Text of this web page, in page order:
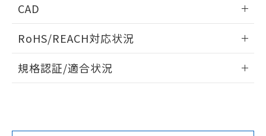
CAD
ドすることができます。
ログイン/会員登録
ダウンロードデータをご利用いただく前に、以下を必ずお読
RoHS/REACH対応状況
EU RoHS 注意事項・凡例
規格認証/適合状況